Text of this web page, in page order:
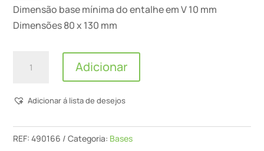
Dimensão base mínima do entalhe em V 10 mm
Dimensões 80 x 130 mm
Quantidade
Para
Com
Adicionar
Adicionar á lista de desejos
REF:490166 Categoria: Bases